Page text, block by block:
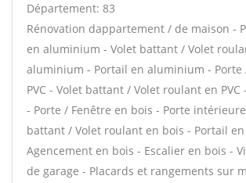
Département: 83
Rénovation dappartement / de maison -
en aluminium - Volet battant / Volet
aluminium - Portail en aluminium - Porte
PVC - Volet battant / Volet roulant en PVC
- Porte / Fenêtre en bois - Porte
battant / Volet roulant en bois - Portail
Agencement en bois - Escalier en bois -
de garage - Placards et rangements sur